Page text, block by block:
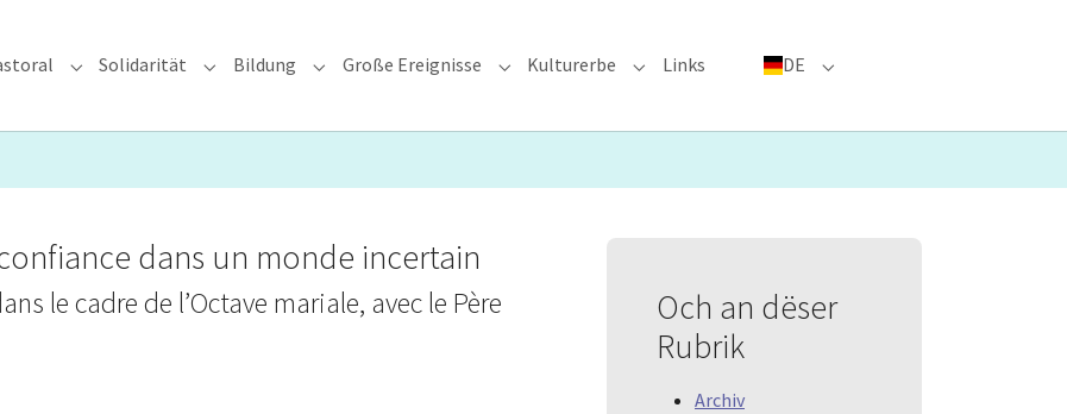
Submenu for "Glauben & Pastoral"
Solidarität Submenu for "Solidarität"
Bildung Submenu for "Bildung"
Große Ereignisse Submenu for "Große Ereignisse"
Kulturerbe Submenu for "Kulturerbe"
Links DE Submenu for "DE"
dans un monde incertain
le cadre de l’Octave mariale, avec le Père
Och an dëser
Rubrik
Archiv